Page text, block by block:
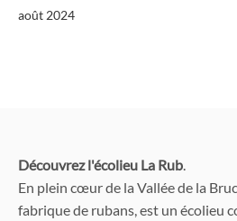
août 2024
Découvrez l'écolieu La Rub.
En plein cœur de la Vallée de la
fabrique de rubans, est un écolieu